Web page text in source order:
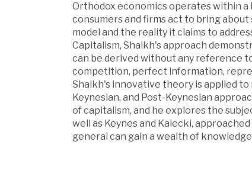
Orthodox economics operates within
consumers and firms act to bring
model and the reality it claims to
Capitalism, Shaikh's approach
can be derived without any reference
competition, perfect information,
Shaikh's innovative theory is applied
Keynesian, and Post-Keynesian
of capitalism, and he explores the
well as Keynes and Kalecki,
general can gain a wealth of